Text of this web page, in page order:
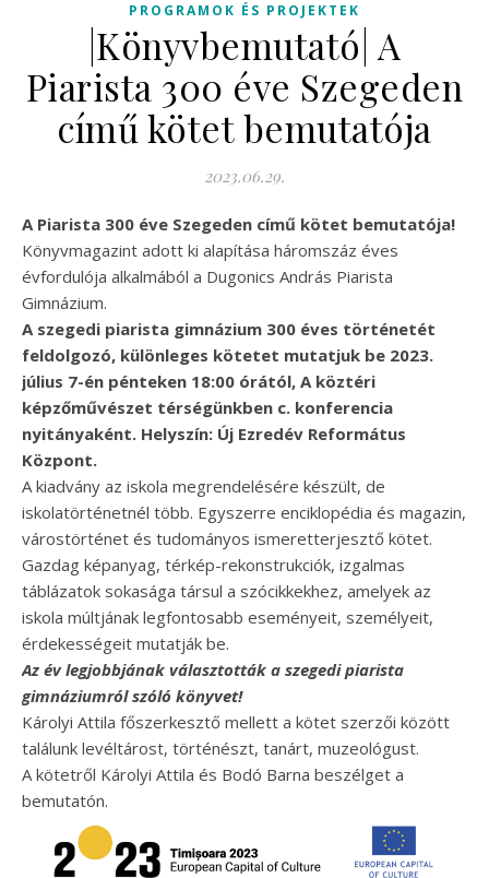
PROGRAMOK ÉS PROJEKTEK
|Könyvbemutató| A
Piarista 300 éve Szegeden
című kötet bemutatója
2023.06.29.
A Piarista 300 éve Szegeden című kötet bemutatója!
Könyvmagazint adott ki alapítása háromszáz éves
évfordulója alkalmából a Dugonics András Piarista
Gimnázium.
A szegedi piarista gimnázium 300 éves történetét
feldolgozó, különleges kötetet mutatjuk be 2023.
július 7-én pénteken 18:00 órától, A köztéri
képzőművészet térségünkben c. konferencia
nyitányaként. Helyszín: Új Ezredév Református
Központ.
A kiadvány az iskola megrendelésére készült, de
iskolatörténetnél több. Egyszerre enciklopédia és magazin,
várostörténet és tudományos ismeretterjesztő kötet.
Gazdag képanyag, térkép-rekonstrukciók, izgalmas
táblázatok sokasága társul a szócikkekhez, amelyek az
iskola múltjának legfontosabb eseményeit, személyeit,
érdekességeit mutatják be.
Az év legjobbjának választották a szegedi piarista
gimnáziumról szóló könyvet!
Károlyi Attila főszerkesztő mellett a kötet szerzői között
találunk levéltárost, történészt, tanárt, muzeológust.
A kötetről Károlyi Attila és Bodó Barna beszélget a
bemutatón.